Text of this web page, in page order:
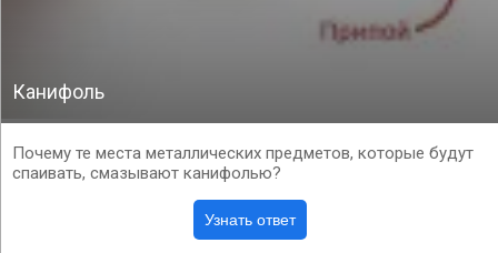
Канифоль
Почему те места металлических предметов, которые будут
спаивать, смазывают канифолью?